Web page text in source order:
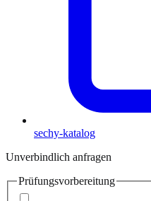
sechy-katalog
Unverbindlich anfragen
Prüfungsvorbereitung